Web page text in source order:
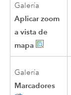
Galería
Aplicar zoom
a vista de
mapa
Galería
Marcadores